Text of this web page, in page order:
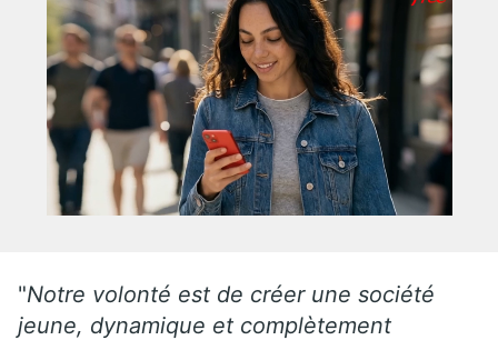
"Notre volonté est de créer une société
jeune, dynamique et complètement